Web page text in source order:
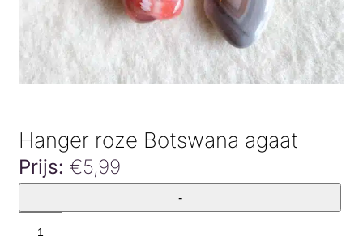
Hanger roze Botswana agaat
Prijs: €5,99
roze
Botswana
-